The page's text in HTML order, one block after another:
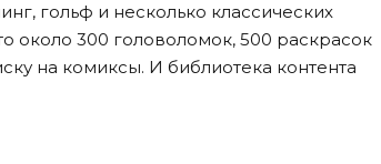
гольф и несколько классических
около 300 головоломок, 500 раскрасок
на комиксы. И библиотека контента